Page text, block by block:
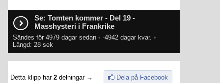
Se: Tomten kommer - Del 19 -
Masshysteri i Frankrike
Sändes för 4979 dagar sedan • -4942 dagar kvar. •
Längd: 28 sek
Detta klipp har 2 delningar → Dela på Facebook